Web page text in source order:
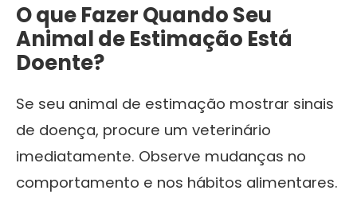
O que Fazer Quando Seu
Animal de Estimação Está
Doente?
Se seu animal de estimação mostrar sinais
de doença, procure um veterinário
imediatamente. Observe mudanças no
comportamento e nos hábitos alimentares.